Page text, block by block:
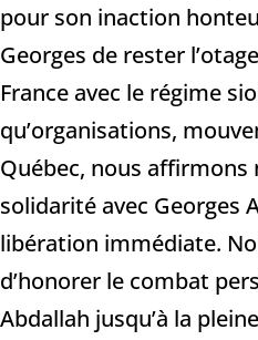
pour son inaction
Georges de rester
France avec le régime
qu’organisations,
Québec, nous
solidarité avec Georges
libération immédiate.
d’honorer le combat
Abdallah jusqu’à la